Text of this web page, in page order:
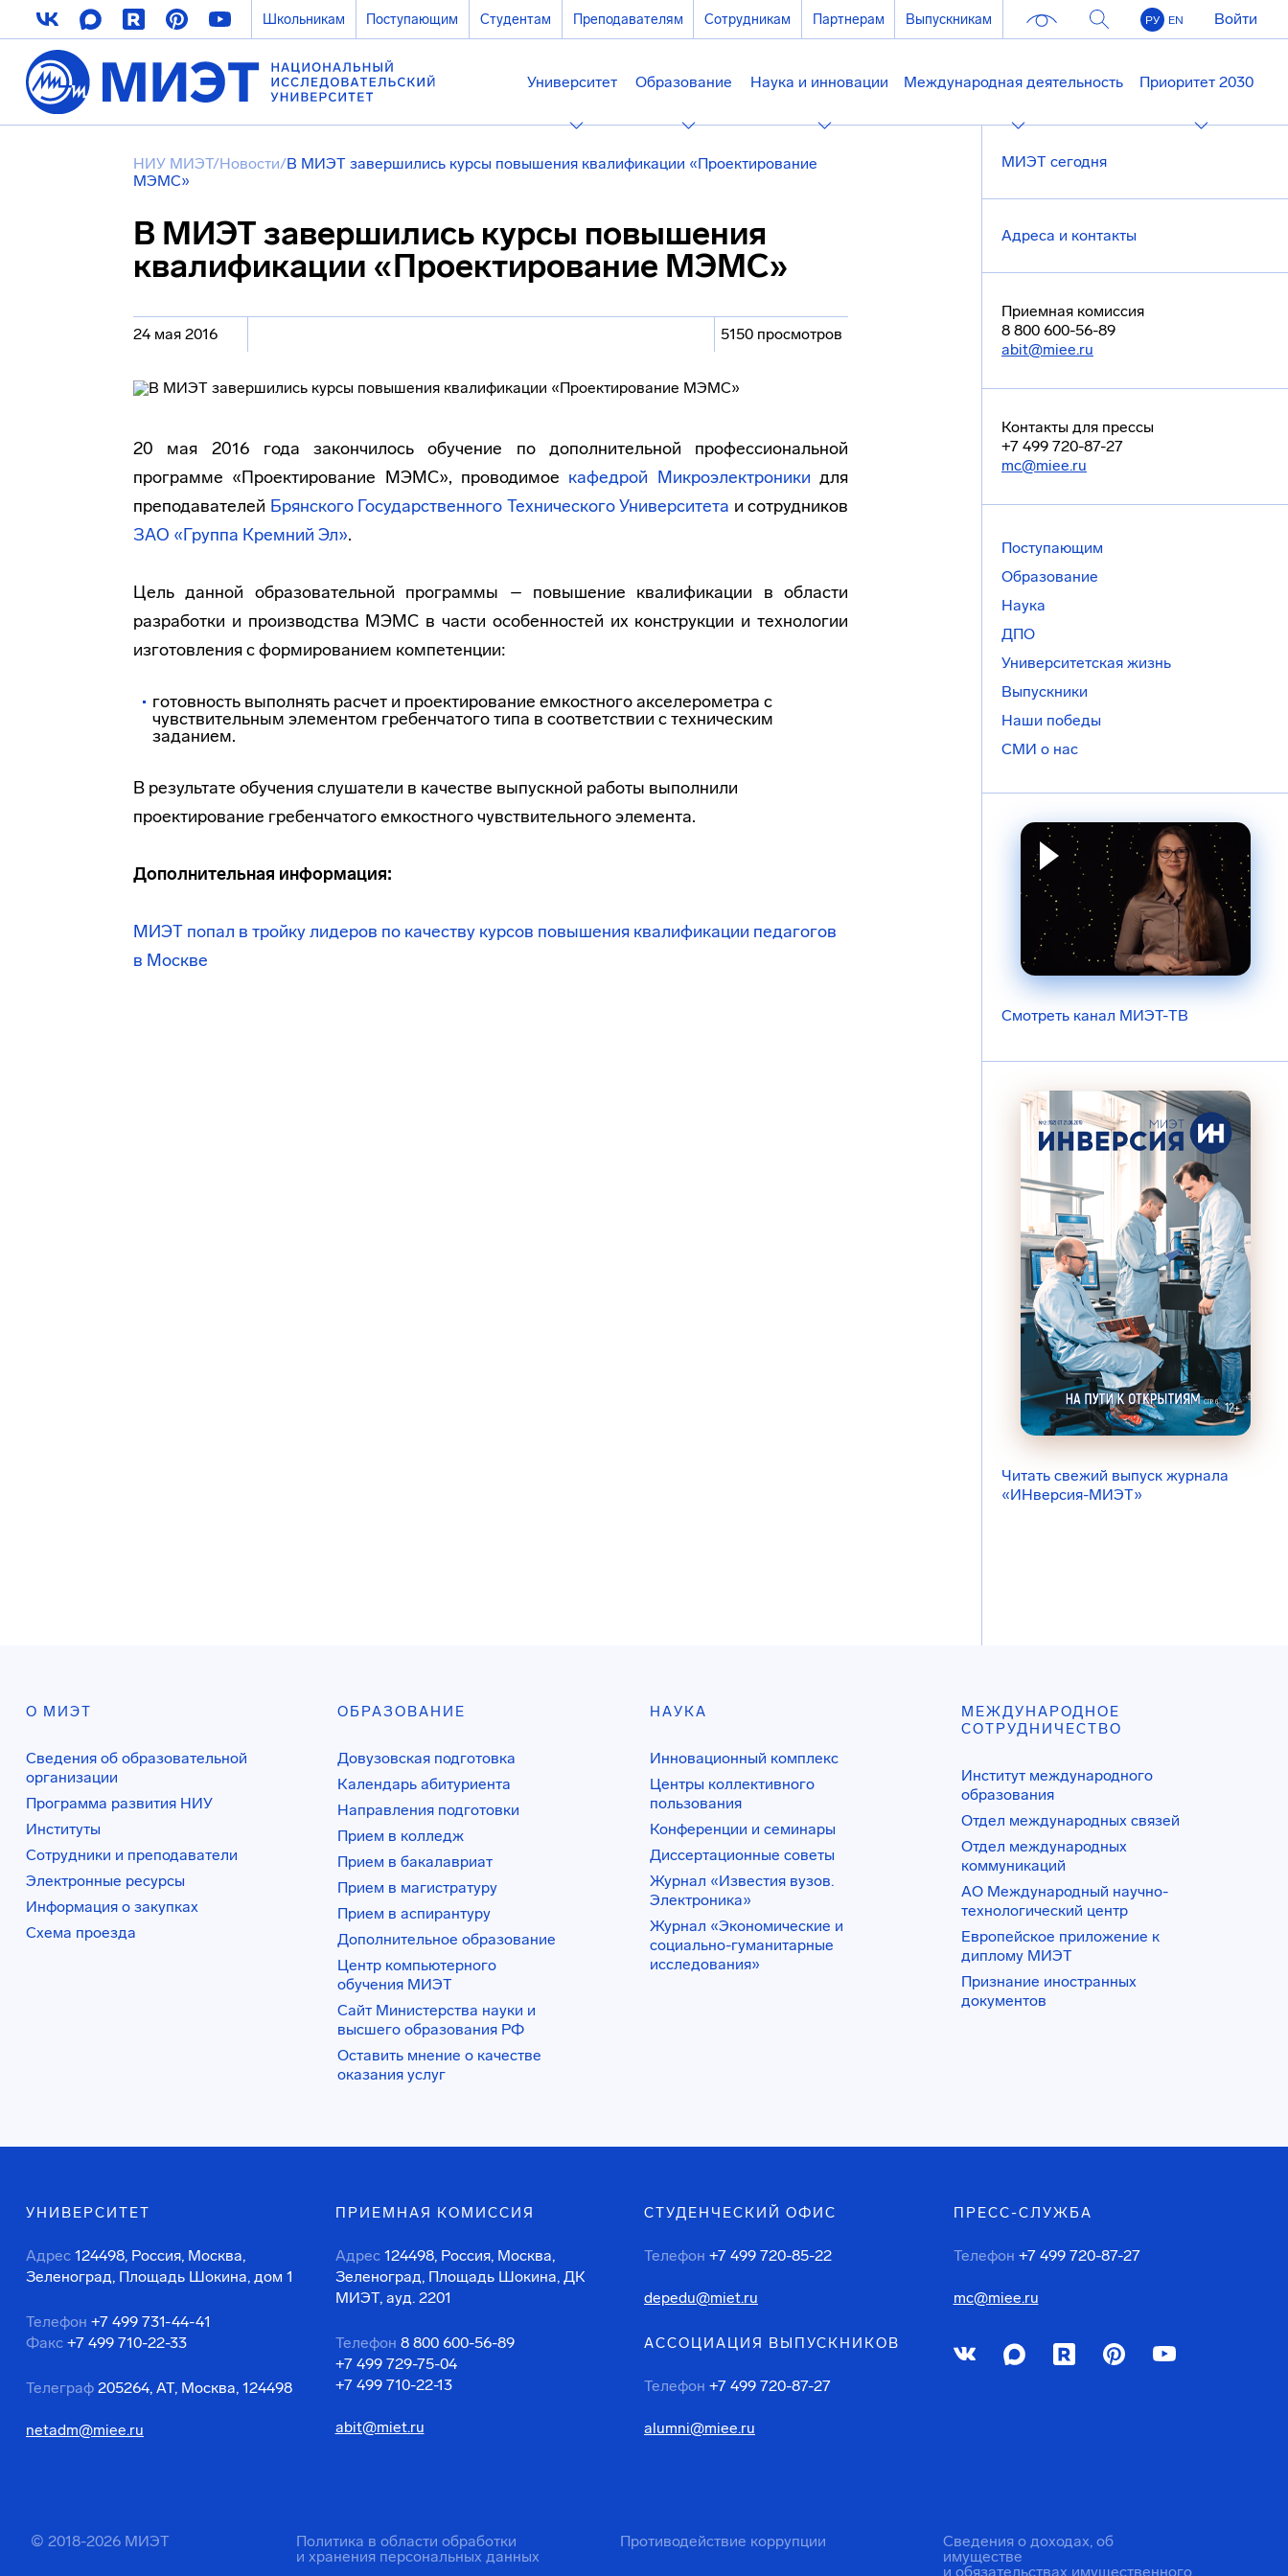
Школьникам Поступающим Студентам Преподавателям Сотрудникам Партнерам Выпускникам РУ EN Войти
Университет Образование Наука и инновации Международная деятельность Приоритет 2030
НИУ МИЭТ/Новости/В МИЭТ завершились курсы повышения квалификации «Проектирование
МЭМС»
В МИЭТ завершились курсы повышения
квалификации «Проектирование МЭМС»
24 мая 2016 5150 просмотров
20 мая 2016 года закончилось обучение по дополнительной профессиональной
программе «Проектирование МЭМС», проводимое кафедрой Микроэлектроники для
преподавателей Брянского Государственного Технического Университета и сотрудников
ЗАО «Группа Кремний Эл».
Цель данной образовательной программы – повышение квалификации в области
разработки и производства МЭМС в части особенностей их конструкции и технологии
изготовления с формированием компетенции:
готовность выполнять расчет и проектирование емкостного акселерометра с
чувствительным элементом гребенчатого типа в соответствии с техническим
заданием.
В результате обучения слушатели в качестве выпускной работы выполнили
проектирование гребенчатого емкостного чувствительного элемента.
Дополнительная информация:
МИЭТ попал в тройку лидеров по качеству курсов повышения квалификации педагогов
в Москве
МИЭТ сегодня
Адреса и контакты
Приемная комиссия
8 800 600-56-89
abit@miee.ru
Контакты для прессы
+7 499 720-87-27
mc@miee.ru
Поступающим
Образование
Наука
ДПО
Университетская жизнь
Выпускники
Наши победы
СМИ о нас
Смотреть канал МИЭТ-ТВ
Читать свежий выпуск журнала
«ИНверсия-МИЭТ»
О МИЭТ
Сведения об образовательной
организации
Программа развития НИУ
Институты
Сотрудники и преподаватели
Электронные ресурсы
Информация о закупках
Схема проезда
ОБРАЗОВАНИЕ
Довузовская подготовка
Календарь абитуриента
Направления подготовки
Прием в колледж
Прием в бакалавриат
Прием в магистратуру
Прием в аспирантуру
Дополнительное образование
Центр компьютерного
обучения МИЭТ
Сайт Министерства науки и
высшего образования РФ
Оставить мнение о качестве
оказания услуг
НАУКА
Инновационный комплекс
Центры коллективного
пользования
Конференции и семинары
Диссертационные советы
Журнал «Известия вузов.
Электроника»
Журнал «Экономические и
социально-гуманитарные
исследования»
МЕЖДУНАРОДНОЕ
СОТРУДНИЧЕСТВО
Институт международного
образования
Отдел международных связей
Отдел международных
коммуникаций
АО Международный научно-
технологический центр
Европейское приложение к
диплому МИЭТ
Признание иностранных
документов
УНИВЕРСИТЕТ
Адрес 124498, Россия, Москва,
Зеленоград, Площадь Шокина, дом 1
Телефон +7 499 731-44-41
Факс +7 499 710-22-33
Телеграф 205264, АТ, Москва, 124498
netadm@miee.ru
ПРИЕМНАЯ КОМИССИЯ
Адрес 124498, Россия, Москва,
Зеленоград, Площадь Шокина, ДК
МИЭТ, ауд. 2201
Телефон 8 800 600-56-89
+7 499 729-75-04
+7 499 710-22-13
abit@miet.ru
СТУДЕНЧЕСКИЙ ОФИС
Телефон +7 499 720-85-22
depedu@miet.ru
АССОЦИАЦИЯ ВЫПУСКНИКОВ
Телефон +7 499 720-87-27
alumni@miee.ru
ПРЕСС-СЛУЖБА
Телефон +7 499 720-87-27
mc@miee.ru
© 2018-2026 МИЭТ
Политика в области обработки
и хранения персональных данных
Противодействие коррупции
Сведения о доходах, об
имуществе
и обязательствах имущественного